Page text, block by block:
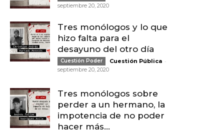
septiembre 20, 2020
Tres monólogos y lo que
hizo falta para el
desayuno del otro día
Cuestión Poder Cuestión Pública -
septiembre 20, 2020
Tres monólogos sobre
perder a un hermano, la
impotencia de no poder
hacer más...